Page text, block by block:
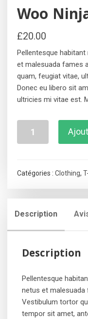
Woo
£20.00
Pellentesque
et malesuada fames
quam, feugiat vitae,
Donec eu libero sit
ultricies mi vitae est.
Catégories : Clothing,
Description
Description
Pellentesque
netus et
Vestibulum tortor
tempor sit amet,